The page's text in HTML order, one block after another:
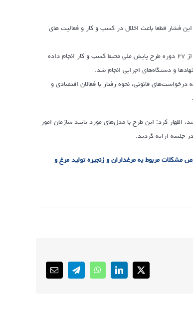
فشار قطعا باعث اخلال در کسب و کار و فعالیت های
وی به طرح ارزیابی عملکرد دستگاه‌های اجرایی هم اشاره کرد و گفت برای اولین بار اتاق بازرگانی پس از ۲۷ دوره طرح پایش ملی محیط کسب و کار انجام داده
و دستگاه‌های اجرایی انجام شد.
قانونی، نحوه رفتار با فعالان اقتصادی و
دوره طرح نظر سنجی تیر ماه و مرداد ماه سال جاری طی ۳۴ روز انجام شد، اظهار کرد: این طرح با مدل‌های مورد تایید سازمان امور
جلسه ارایه گردید.
مربوط به مرغداران و زنجیره تولید مرغ و
X
LinkedIn
WhatsApp
Telegram
Email